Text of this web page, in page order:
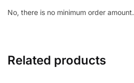
No, there is no minimum order amount.
Related products